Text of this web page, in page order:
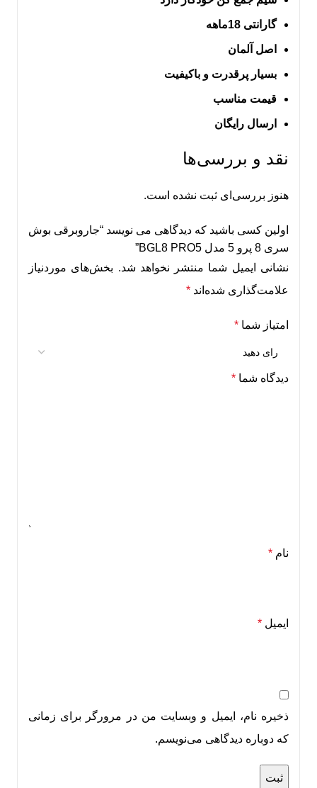
گارانتی 18ماهه
اصل آلمان
بسیار پرقدرت و باکیفیت
قیمت مناسب
ارسال رایگان
نقد و بررسی‌ها
هنوز بررسی‌ای ثبت نشده است.
اولین کسی باشید که دیدگاهی می نویسد “جاروبرقی بوش
سری 8 پرو 5 مدل BGL8 PRO5”
نشانی ایمیل شما منتشر نخواهد شد. بخش‌های موردنیاز
علامت‌گذاری شده‌اند *
امتیاز شما *
دیدگاه شما *
نام *
ایمیل *
ذخیره نام، ایمیل و وبسایت من در مرورگر برای زمانی
که دوباره دیدگاهی می‌نویسم.